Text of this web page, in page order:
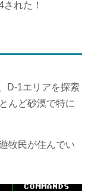
れた！
D-1エリアを探索
んど砂漠で特に
牧民が住んでい